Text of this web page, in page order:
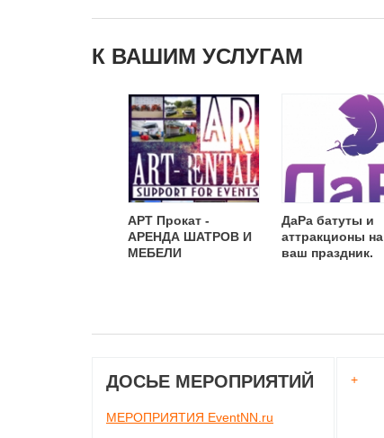
К ВАШИМ УСЛУГАМ
АРТ Прокат -
АРЕНДА ШАТРОВ И
МЕБЕЛИ
ДаРа батуты и
аттракционы на
ваш праздник.
ДОСЬЕ МЕРОПРИЯТИЙ
МЕРОПРИЯТИЯ EventNN.ru
+